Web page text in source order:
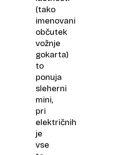
(tako
imenovani
občutek
vožnje
gokarta)
to
ponuja
sleherni
mini,
pri
električnih
je
vse